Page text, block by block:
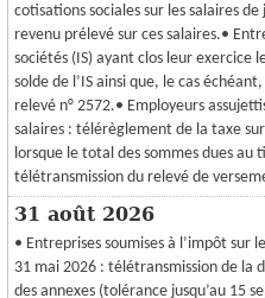
cotisations sociales sur les salaires
revenu prélevé sur ces salaires.•
sociétés (IS) ayant clos leur exercice
solde de l’IS ainsi que, le cas
relevé n° 2572.• Employeurs
salaires : télérèglement de la taxe
lorsque le total des sommes dues
télétransmission du relevé de
31 août 2026
• Entreprises soumises à l’impôt sur
31 mai 2026 : télétransmission de la
des annexes (tolérance jusqu’au 15